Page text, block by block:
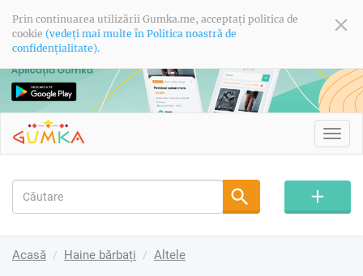
Prin continuarea utilizării Gumka.me, acceptați politica de
cookie (vedeți mai multe în Politica noastră de
confidențialitate).
Acasă Haine bărbați Altele